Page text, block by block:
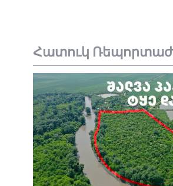
Հատուկ Ռեպորտաժ